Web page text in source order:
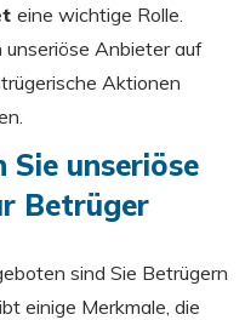
eine wichtige Rolle.
unseriöse Anbieter auf
Aktionen
Sie unseriöse
Betrüger
sind Sie Betrügern
einige Merkmale, die